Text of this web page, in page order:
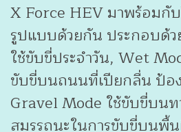
X Force HEV มาพร้อมกั
รูปแบบด้วยกัน ประกอบด้
ใช้ขับขี่ประจำวัน, Wet
ขับขี่บนถนนที่เปียกลื่น ป้อ
Gravel Mode ใช้ขับขี่บนท
สมรรถนะในการขับขี่บนพื้